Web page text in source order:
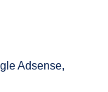
Adsense,